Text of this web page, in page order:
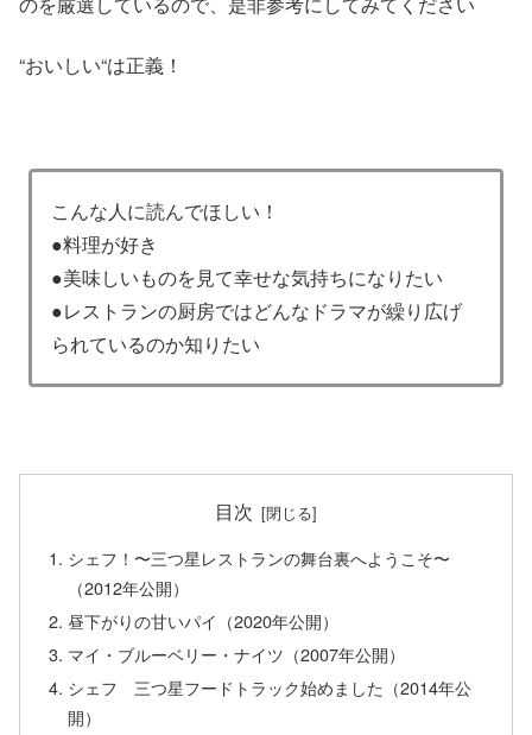
“おいしい“は正義！
こんな人に読んでほしい！
●料理が好き
●美味しいものを見て幸せな気持ちになりたい
●レストランの厨房ではどんなドラマが繰り広げ
られているのか知りたい
目次
シェフ！〜三つ星レストランの舞台裏へようこそ〜
（2012年公開）
昼下がりの甘いパイ（2020年公開）
マイ・ブルーベリー・ナイツ（2007年公開）
シェフ 三つ星フードトラック始めました（2014年公
開）